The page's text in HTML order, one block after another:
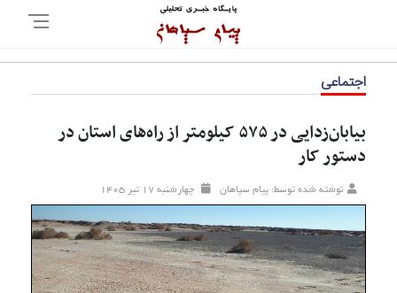
اجتماعی
بیابان‌زدایی در ۵۷۵ کیلومتر از راه‌های استان در
دستور کار
نوشته شده توسط: پیام سپاهان چهارشنبه ۱۷ تير ۱۴۰۵